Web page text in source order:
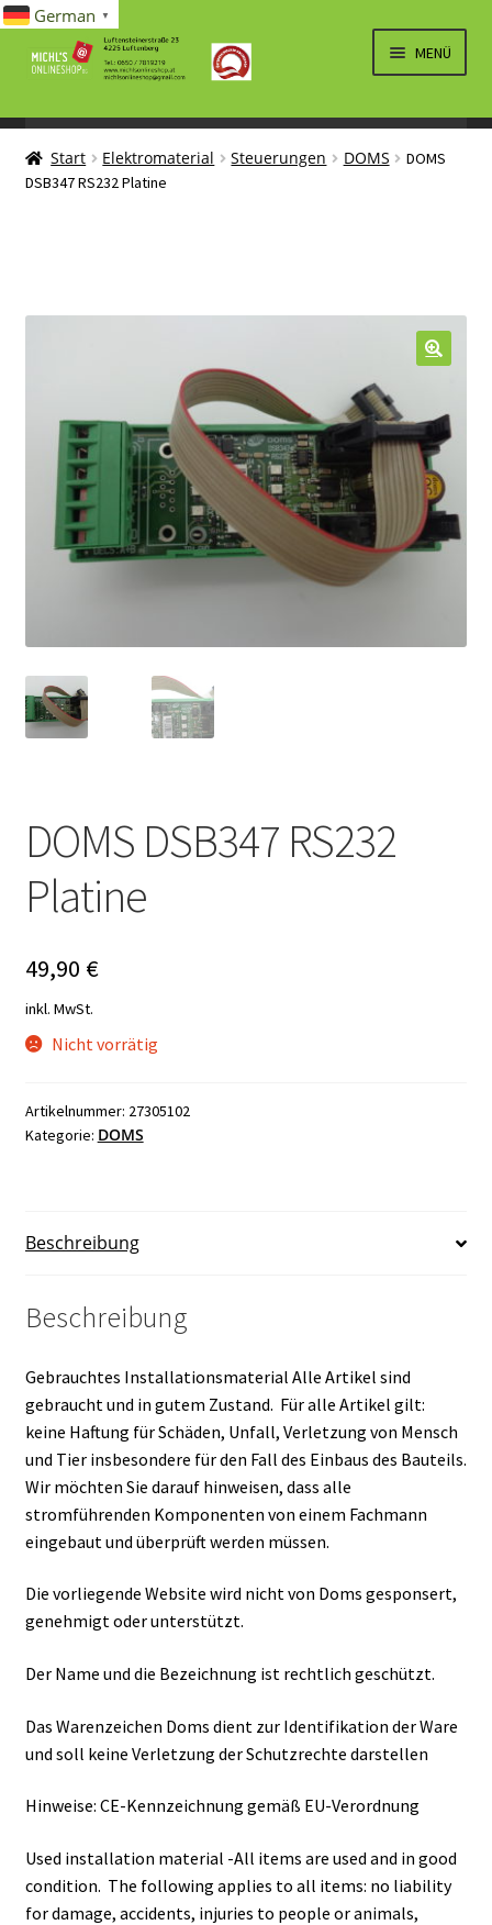
Navigation
Inhalt
MENÜ
SPIELWAREN/BAUSÄTZE
ÖFFNEN
ELEKTRO
BRIEFMARKEN
ÖFFNEN
Start Elektromaterial Steuerungen DOMS
DOMS
DSB347 RS232 Platine
DOMS DSB347 RS232
Platine
49,90 €
inkl. MwSt.
Nicht vorrätig
Artikelnummer: 27305102
Kategorie: DOMS
Beschreibung
Beschreibung
Gebrauchtes Installationsmaterial Alle Artikel sind
gebraucht und in gutem Zustand. Für alle Artikel gilt:
keine Haftung für Schäden, Unfall, Verletzung von Mensch
und Tier insbesondere für den Fall des Einbaus des Bauteils.
Wir möchten Sie darauf hinweisen, dass alle
stromführenden Komponenten von einem Fachmann
eingebaut und überprüft werden müssen.
Die vorliegende Website wird nicht von Doms gesponsert,
genehmigt oder unterstützt.
Der Name und die Bezeichnung ist rechtlich geschützt.
Das Warenzeichen Doms dient zur Identifikation der Ware
und soll keine Verletzung der Schutzrechte darstellen
Hinweise: CE-Kennzeichnung gemäß EU-Verordnung
Used installation material -All items are used and in good
condition. The following applies to all items: no liability
for damage, accidents, injuries to people or animals,
German ▼